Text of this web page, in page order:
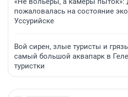
пожаловалась на состояние
Уссурийске
Вой сирен, злые туристы и
самый большой аквапарк в
туристки